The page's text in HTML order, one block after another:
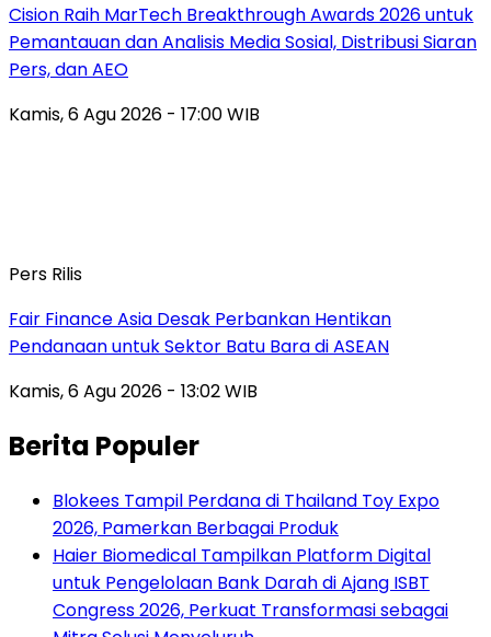
Cision Raih MarTech Breakthrough Awards 2026 untuk
Pemantauan dan Analisis Media Sosial, Distribusi Siaran
Pers, dan AEO
Kamis, 6 Agu 2026 - 17:00 WIB
Pers Rilis
Fair Finance Asia Desak Perbankan Hentikan
Pendanaan untuk Sektor Batu Bara di ASEAN
Kamis, 6 Agu 2026 - 13:02 WIB
Berita Populer
Blokees Tampil Perdana di Thailand Toy Expo
2026, Pamerkan Berbagai Produk
Haier Biomedical Tampilkan Platform Digital
untuk Pengelolaan Bank Darah di Ajang ISBT
Congress 2026, Perkuat Transformasi sebagai